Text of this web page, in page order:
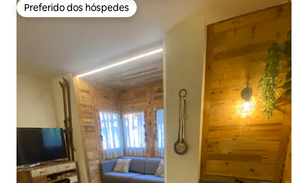
Preferido dos hóspedes
Preferido dos hóspedes